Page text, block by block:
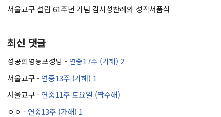
서울교구 설립 61주년 기념 감사성찬례와 성직서품식
최신 댓글
성공회영등포성당 - 연중17주 (가해) 2
서울교구 - 연중13주 (가해) 1
서울교구 - 연중11주 토요일 (짝수해)
ㅇㅇ - 연중13주 (가해) 1